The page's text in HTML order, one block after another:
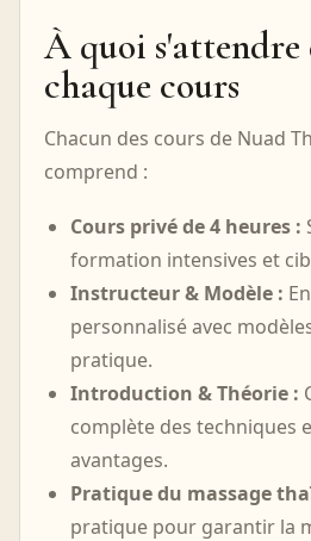
À quoi s'attendre
chaque cours
Chacun des cours de Nuad
comprend :
Cours privé de 4 heures :
formation intensives et
Instructeur & Modèle :
personnalisé avec
pratique.
Introduction & Théorie :
complète des techniques
avantages.
Pratique du massage
pratique pour garantir la